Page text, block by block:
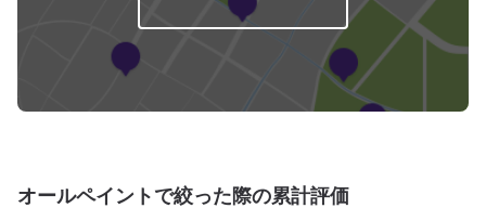
オールペイントで絞った際の累計評価